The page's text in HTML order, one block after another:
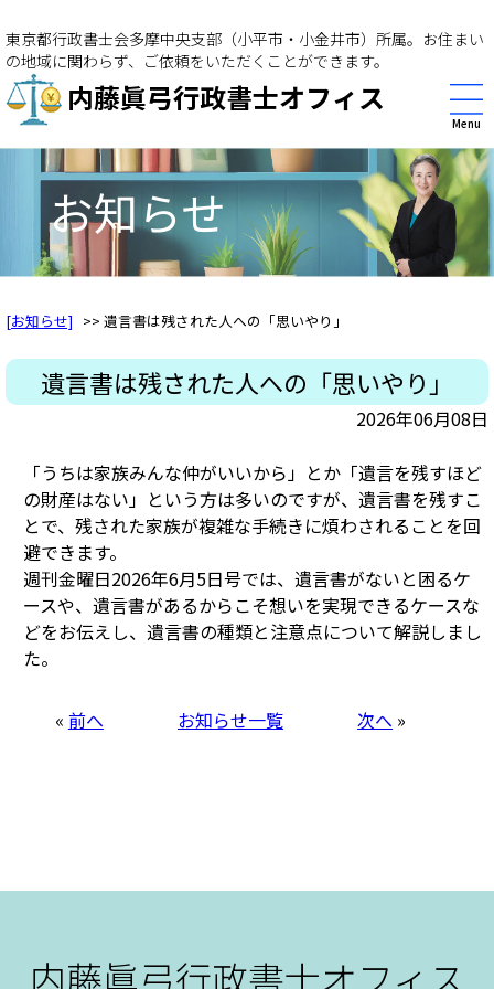
東京都行政書士会多摩中央支部（小平市・小金井市）所属。お住まい
の地域に関わらず、ご依頼をいただくことができます。
内藤眞弓行政書士オフィス
Menu
お知らせ
[お知らせ] >> 遺言書は残された人への「思いやり」
遺言書は残された人への「思いやり」
2026年06月08日
「うちは家族みんな仲がいいから」とか「遺言を残すほど
の財産はない」という方は多いのですが、遺言書を残すこ
とで、残された家族が複雑な手続きに煩わされることを回
避できます。
週刊金曜日2026年6月5日号では、遺言書がないと困るケ
ースや、遺言書があるからこそ想いを実現できるケースな
どをお伝えし、遺言書の種類と注意点について解説しまし
た。
« 前へ お知らせ一覧 次へ »
内藤眞弓行政書士オフィス